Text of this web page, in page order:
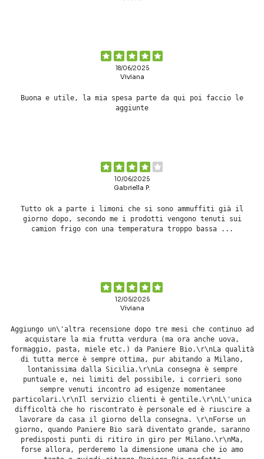
18/06/2025
Viviana
Buona e utile, la mia spesa parte da qui poi faccio le
aggiunte
10/06/2025
Gabriella P.
Tutto ok a parte i limoni che si sono ammuffiti già il
giorno dopo, secondo me i prodotti vengono tenuti sui
camion frigo con una temperatura troppo bassa ...
12/05/2025
Viviana
Aggiungo un\'altra recensione dopo tre mesi che continuo ad
acquistare la mia frutta verdura (ma ora anche uova,
formaggio, pasta, miele etc.) da Paniere Bio.\r\nLa qualità
di tutta merce è sempre ottima, pur abitando a Milano,
lontanissima dalla Sicilia.\r\nLa consegna è sempre
puntuale e, nei limiti del possibile, i corrieri sono
sempre venuti incontro ad esigenze momentanee
particolari.\r\nIl servizio clienti è gentile.\r\nL\'unica
difficoltà che ho riscontrato è personale ed è riuscire a
lavorare da casa il giorno della consegna. \r\nForse un
giorno, quando Paniere Bio sarà diventato grande, saranno
predisposti punti di ritiro in giro per Milano.\r\nMa,
forse allora, perderemo la dimensione umana che io amo